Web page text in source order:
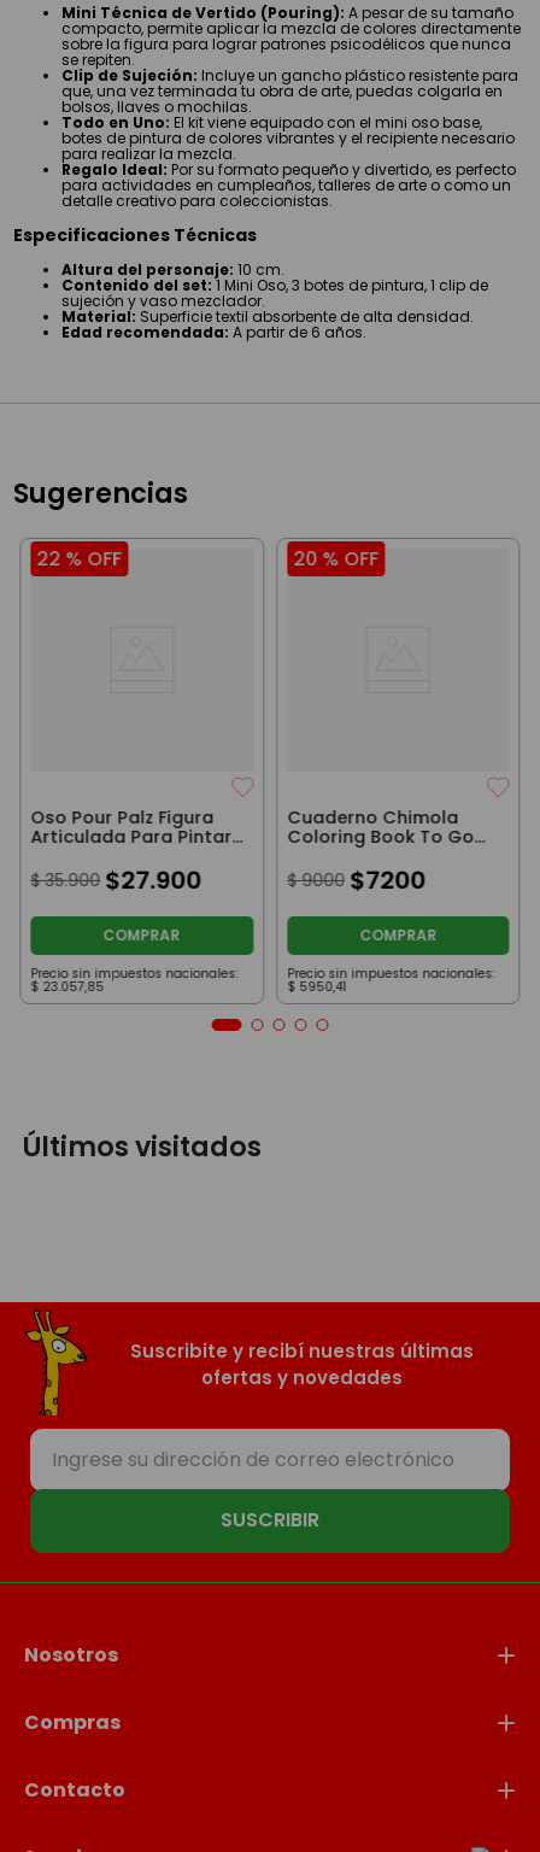
Mini Técnica de Vertido (Pouring): A pesar de su tamaño
compacto, permite aplicar la mezcla de colores directamente
sobre la figura para lograr patrones psicodélicos que nunca
se repiten.
Clip de Sujeción: Incluye un gancho plástico resistente para
que, una vez terminada tu obra de arte, puedas colgarla en
bolsos, llaves o mochilas.
Todo en Uno: El kit viene equipado con el mini oso base,
botes de pintura de colores vibrantes y el recipiente necesario
para realizar la mezcla.
Regalo Ideal: Por su formato pequeño y divertido, es perfecto
para actividades en cumpleaños, talleres de arte o como un
detalle creativo para coleccionistas.
Especificaciones Técnicas
Altura del personaje: 10 cm.
Contenido del set:1 Mini Oso, 3 botes de pintura, 1 clip de
sujeción y vaso mezclador.
Material: Superficie textil absorbente de alta densidad.
Edad recomendada: A partir de 6 años.
Sugerencias
22 % OFF
Oso Pour Palz Figura
Articulada Para Pintar
$ 35.900 $27.900
COMPRAR
Precio sin impuestos nacionales:
$ 23.057,85
20 % OFF
Cuaderno Chimola
Coloring Book To Go
$ 9000 $7200
COMPRAR
Precio sin impuestos nacionales:
$ 5950,41
Últimos visitados
Suscribite y recibí nuestras últimas
ofertas y novedades
SUSCRIBIR
Nosotros
Compras
Contacto